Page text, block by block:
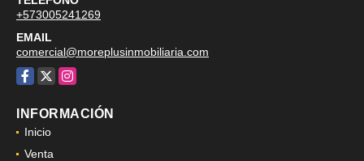
+573005241269
EMAIL
comercial@moreplusinmobiliaria.com
Facebook
X Instagram
INFORMACIÓN
Inicio
Venta